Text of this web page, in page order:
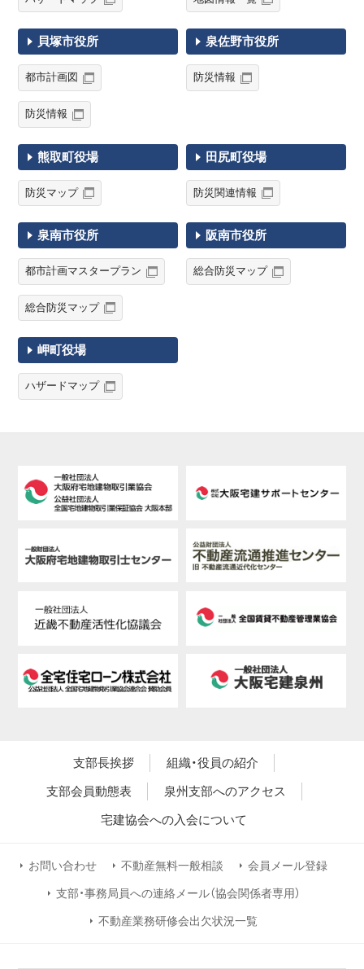
貝塚市役所
都市計画図
防災情報
泉佐野市役所
防災情報
熊取町役場
防災マップ
田尻町役場
防災関連情報
泉南市役所
都市計画マスタープラン
総合防災マップ
阪南市役所
総合防災マップ
岬町役場
ハザードマップ
支部長挨拶
組織・役員の紹介
支部会員動態表
泉州支部へのアクセス
宅建協会への入会について
お問い合わせ 不動産無料一般相談 会員メール登録
支部・事務局員への連絡メール（協会関係者専用）
不動産業務研修会出欠状況一覧